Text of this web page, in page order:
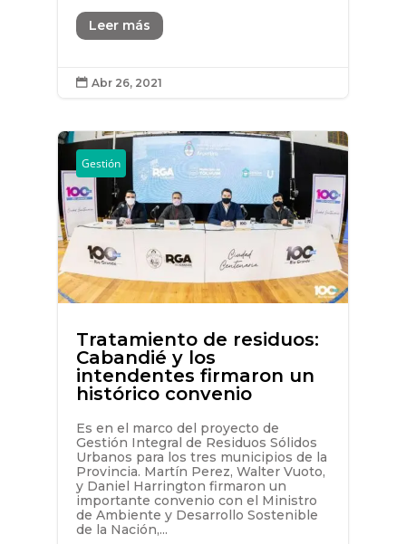
Leer más
 Abr 26, 2021
Gestión
Tratamiento de residuos:
Cabandié y los
intendentes firmaron un
histórico convenio
Es en el marco del proyecto de
Gestión Integral de Residuos Sólidos
Urbanos para los tres municipios de la
Provincia. Martín Perez, Walter Vuoto,
y Daniel Harrington firmaron un
importante convenio con el Ministro
de Ambiente y Desarrollo Sostenible
de la Nación,...